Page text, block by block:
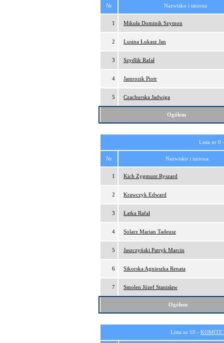
Nr Nazwisko i imiona
1 Mikuła Dominik Szymon
2 Lusina Łukasz Jan
3 Szydlik Rafał
4 Jamrozik Piotr
5 Czachurska Jadwiga
Ogółem
Lista nr 9
Nr Nazwisko i imiona
1 Kich Zygmunt Ryszard
2 Krawczyk Edward
3 Łatka Rafał
4 Solarz Marian Tadeusz
5 Jaszczyński Patryk Marcin
6 Sikorska Agnieszka Renata
7 Smolen Józef Stanisław
Ogółem
Lista nr 10 -